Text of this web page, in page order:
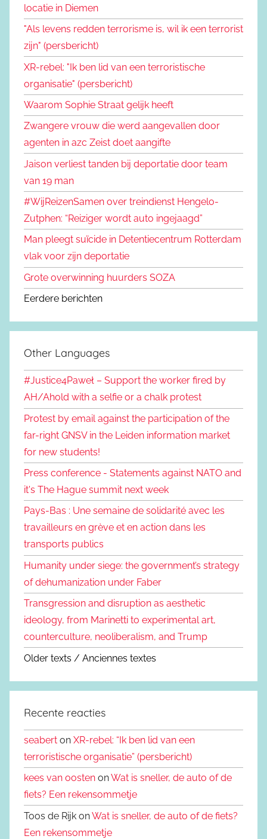
locatie in Diemen
"Als levens redden terrorisme is, wil ik een terrorist
zijn" (persbericht)
XR-rebel: "Ik ben lid van een terroristische
organisatie" (persbericht)
Waarom Sophie Straat gelijk heeft
Zwangere vrouw die werd aangevallen door
agenten in azc Zeist doet aangifte
Jaison verliest tanden bij deportatie door team
van 19 man
#WijReizenSamen over treindienst Hengelo-
Zutphen: “Reiziger wordt auto ingejaagd”
Man pleegt suïcide in Detentiecentrum Rotterdam
vlak voor zijn deportatie
Grote overwinning huurders SOZA
Eerdere berichten
Other Languages
#Justice4Paweł – Support the worker fired by
AH/Ahold with a selfie or a chalk protest
Protest by email against the participation of the
far-right GNSV in the Leiden information market
for new students!
Press conference - Statements against NATO and
it's The Hague summit next week
Pays-Bas : Une semaine de solidarité avec les
travailleurs en grève et en action dans les
transports publics
Humanity under siege: the government’s strategy
of dehumanization under Faber
Transgression and disruption as aesthetic
ideology, from Marinetti to experimental art,
counterculture, neoliberalism, and Trump
Older texts / Anciennes textes
Recente reacties
seabert on XR-rebel: “Ik ben lid van een
terroristische organisatie” (persbericht)
kees van oosten onWat is sneller, de auto of de
fiets? Een rekensommetje
Toos de Rijk onWat is sneller, de auto of de fiets?
Een rekensommetje